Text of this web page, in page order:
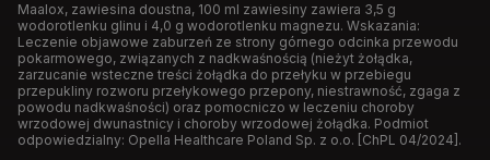
Maalox, zawiesina doustna, 100 ml zawiesiny zawiera 3,5 g
wodorotlenku glinu i 4,0 g wodorotlenku magnezu. Wskazania:
Leczenie objawowe zaburzeń ze strony górnego odcinka przewodu
pokarmowego, związanych z nadkwaśnością (nieżyt żołądka,
zarzucanie wsteczne treści żołądka do przełyku w przebiegu
przepukliny rozworu przełykowego przepony, niestrawność, zgaga z
powodu nadkwaśności) oraz pomocniczo w leczeniu choroby
wrzodowej dwunastnicy i choroby wrzodowej żołądka. Podmiot
odpowiedzialny: Opella Healthcare Poland Sp. z o.o. [ChPL 04/2024].